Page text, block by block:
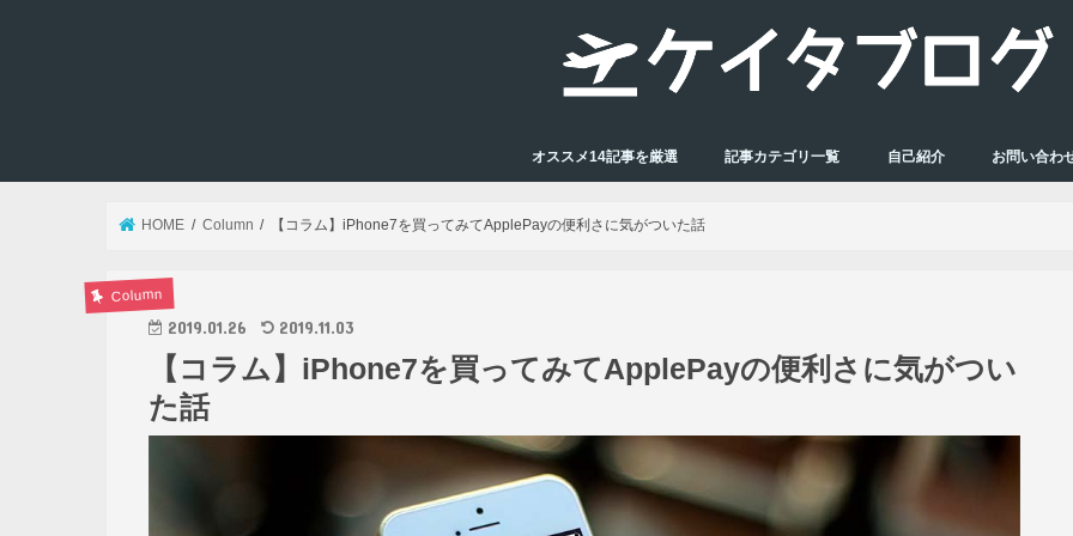
オススメ14記事を厳選 記事カテゴリ一覧 自己紹介 お問い合わ
HOME Column 【コラム】iPhone7を買ってみてApplePayの便利さに気がついた話
Column
2019.01.26 2019.11.03
【コラム】iPhone7を買ってみてApplePayの便利さに気がつい
た話